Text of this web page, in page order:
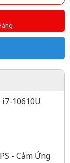
10610U
- Cảm Ứng